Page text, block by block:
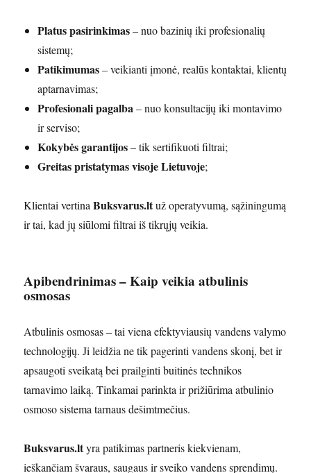
Platus pasirinkimas– nuo bazinių iki profesionalių
sistemų;
Patikimumas– veikianti įmonė, realūs kontaktai, klientų
aptarnavimas;
Profesionali pagalba– nuo konsultacijų iki montavimo
ir serviso;
Kokybės garantijos– tik sertifikuoti filtrai;
Greitas pristatymas visoje Lietuvoje;
Klientai vertinaBuksvarus.ltuž operatyvumą, sąžiningumą
ir tai, kad jų siūlomi filtrai iš tikrųjų veikia.
Apibendrinimas – Kaip veikia atbulinis
osmosas
Atbulinis osmosas – tai viena efektyviausių vandens valymo
technologijų. Ji leidžia ne tik pagerinti vandens skonį, bet ir
apsaugoti sveikatą bei prailginti buitinės technikos
tarnavimo laiką. Tinkamai parinkta ir prižiūrima atbulinio
osmoso sistema tarnaus dešimtmečius.
Buksvarus.ltyra patikimas partneris kiekvienam,
ieškančiam švaraus, saugaus ir sveiko vandens sprendimų.